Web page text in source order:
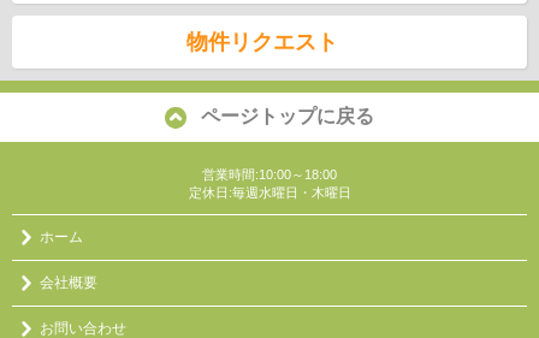
物件リクエスト
ページトップに戻る
営業時間:10:00～18:00
定休日:毎週水曜日・木曜日
ホーム
会社概要
お問い合わせ